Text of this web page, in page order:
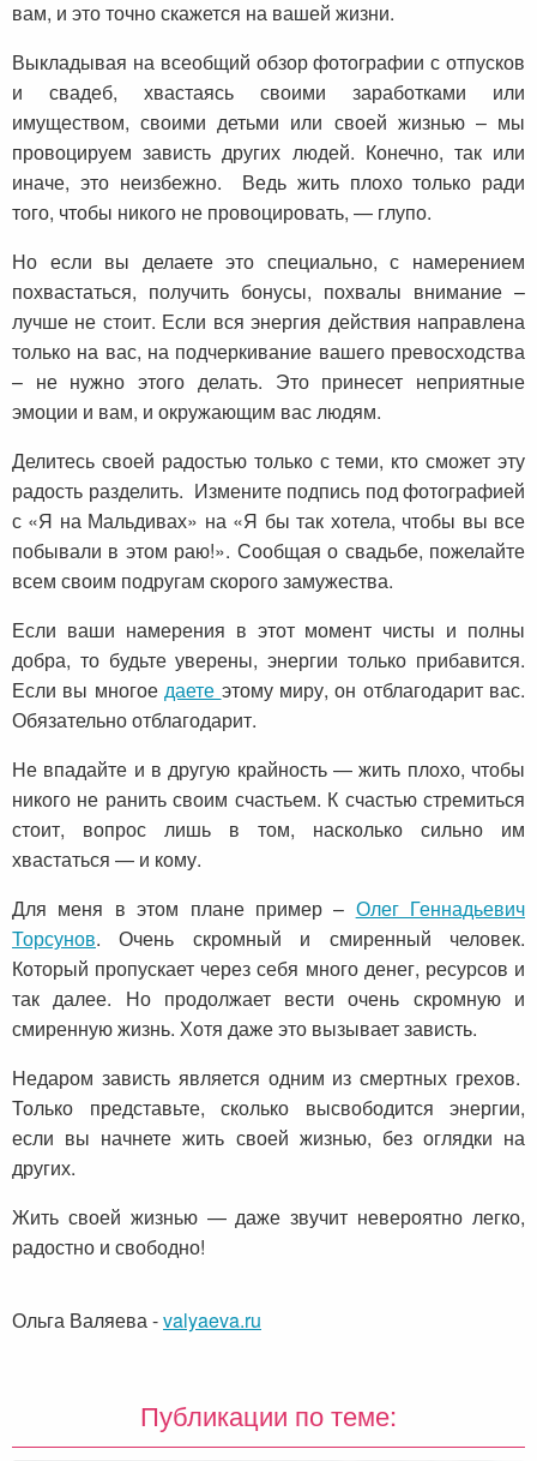
вам, и это точно скажется на вашей жизни.
Выкладывая на всеобщий обзор фотографии с отпусков
и свадеб, хвастаясь своими заработками или
имуществом, своими детьми или своей жизнью – мы
провоцируем зависть других людей. Конечно, так или
иначе, это неизбежно. Ведь жить плохо только ради
того, чтобы никого не провоцировать, — глупо.
Но если вы делаете это специально, с намерением
похвастаться, получить бонусы, похвалы внимание –
лучше не стоит. Если вся энергия действия направлена
только на вас, на подчеркивание вашего превосходства
– не нужно этого делать. Это принесет неприятные
эмоции и вам, и окружающим вас людям.
Делитесь своей радостью только с теми, кто сможет эту
радость разделить. Измените подпись под фотографией
с «Я на Мальдивах» на «Я бы так хотела, чтобы вы все
побывали в этом раю!». Сообщая о свадьбе, пожелайте
всем своим подругам скорого замужества.
Если ваши намерения в этот момент чисты и полны
добра, то будьте уверены, энергии только прибавится.
Если вы многоедаете этому миру, он отблагодарит вас.
Обязательно отблагодарит.
Не впадайте и в другую крайность — жить плохо, чтобы
никого не ранить своим счастьем. К счастью стремиться
стоит, вопрос лишь в том, насколько сильно им
хвастаться — и кому.
Для меня в этом плане пример – Олег Геннадьевич
Торсунов. Очень скромный и смиренный человек.
Который пропускает через себя много денег, ресурсов и
так далее. Но продолжает вести очень скромную и
смиренную жизнь. Хотя даже это вызывает зависть.
Недаром зависть является одним из смертных грехов.
Только представьте, сколько высвободится энергии,
если вы начнете жить своей жизнью, без оглядки на
других.
Жить своей жизнью — даже звучит невероятно легко,
радостно и свободно!
Ольга Валяева-valyaeva.ru
Публикации по теме: